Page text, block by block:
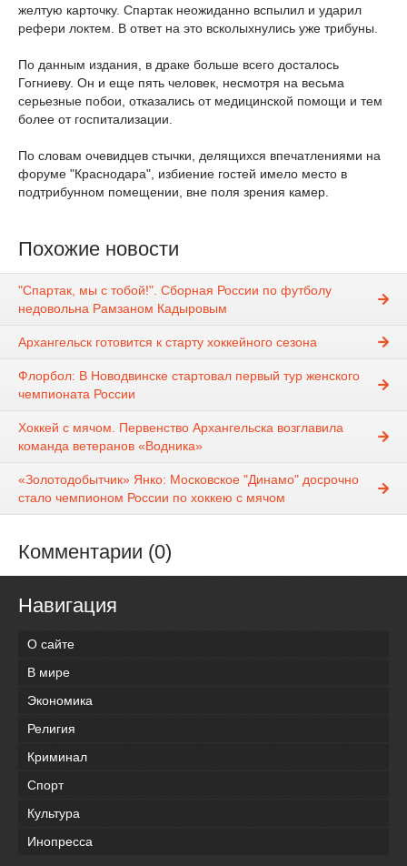
желтую карточку. Спартак неожиданно вспылил и ударил
рефери локтем. В ответ на это всколыхнулись уже трибуны.
По данным издания, в драке больше всего досталось
Гогниеву. Он и еще пять человек, несмотря на весьма
серьезные побои, отказались от медицинской помощи и тем
более от госпитализации.
По словам очевидцев стычки, делящихся впечатлениями на
форуме "Краснодара", избиение гостей имело место в
подтрибунном помещении, вне поля зрения камер.
Похожие новости
"Спартак, мы с тобой!". Сборная России по футболу
недовольна Рамзаном Кадыровым
Архангельск готовится к старту хоккейного сезона
Флорбол: В Новодвинске стартовал первый тур женского
чемпионата России
Хоккей с мячом. Первенство Архангельска возглавила
команда ветеранов «Водника»
«Золотодобытчик» Янко: Московское "Динамо" досрочно
стало чемпионом России по хоккею с мячом
Комментарии (0)
Навигация
О сайте
В мире
Экономика
Религия
Криминал
Спорт
Культура
Инопресса